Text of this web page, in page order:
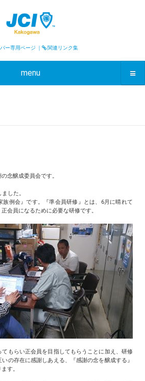
バー専用ページ ｜ 関連リンク集
menu
念醸成委員会です。
した。
族例会』です。『準会員研修』とは、6月に晴れて
会員になるために必要な研修です。
もらい正会員を目指してもらうことに加え、研修
の存在に感謝しあえる、『感謝の念を醸成する』
す。